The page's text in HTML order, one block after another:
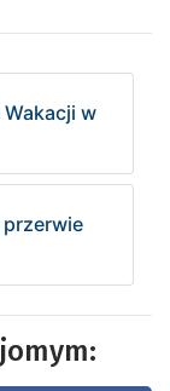
w
przerwie